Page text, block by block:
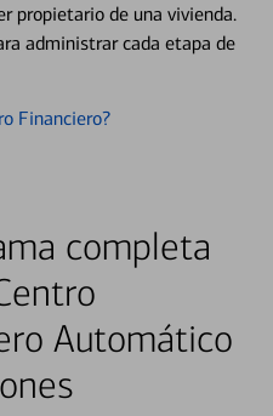
propietario de una vivienda.
administrar cada etapa de
Financiero?
completa
Automático